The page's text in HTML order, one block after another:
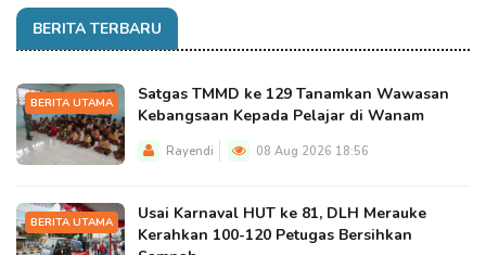
BERITA TERBARU
BERITA UTAMA
Satgas TMMD ke 129 Tanamkan Wawasan
Kebangsaan Kepada Pelajar di Wanam
Rayendi 08 Aug 2026 18:56
BERITA UTAMA
Usai Karnaval HUT ke 81, DLH Merauke
Kerahkan 100-120 Petugas Bersihkan